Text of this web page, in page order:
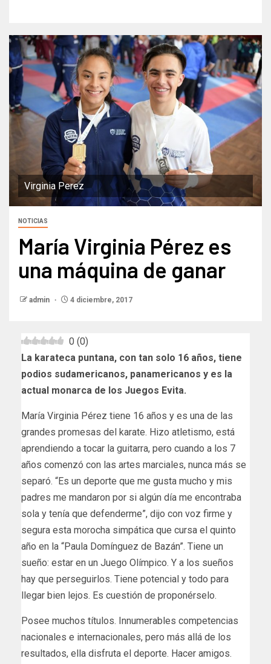
Virginia Perez
NOTICIAS
María Virginia Pérez es
una máquina de ganar
admin 4 diciembre, 2017
0 (0)
La karateca puntana, con tan solo 16 años, tiene
podios sudamericanos, panamericanos y es la
actual monarca de los Juegos Evita.
María Virginia Pérez tiene 16 años y es una de las
grandes promesas del karate. Hizo atletismo, está
aprendiendo a tocar la guitarra, pero cuando a los 7
años comenzó con las artes marciales, nunca más se
separó. “Es un deporte que me gusta mucho y mis
padres me mandaron por si algún día me encontraba
sola y tenía que defenderme”, dijo con voz firme y
segura esta morocha simpática que cursa el quinto
año en la “Paula Domínguez de Bazán”. Tiene un
sueño: estar en un Juego Olímpico. Y a los sueños
hay que perseguirlos. Tiene potencial y todo para
llegar bien lejos. Es cuestión de proponérselo.
Posee muchos títulos. Innumerables competencias
nacionales e internacionales, pero más allá de los
resultados, ella disfruta el deporte. Hacer amigos.